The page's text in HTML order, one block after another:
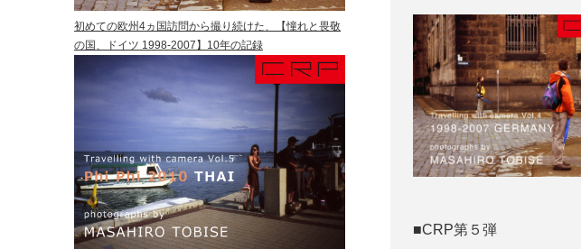
■CRP第５弾
初めての欧州4ヵ国訪問から撮り続けた、【憧れと畏敬
の国、ドイツ 1998-2007】10年の記録